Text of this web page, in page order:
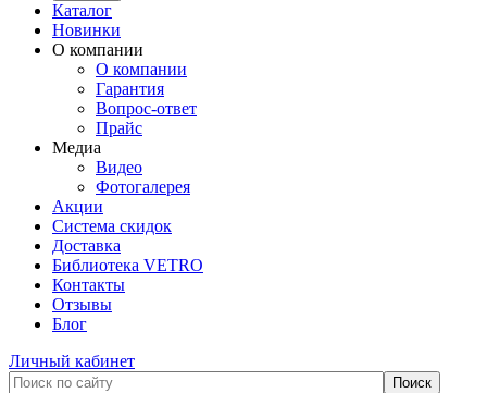
Каталог
Новинки
О компании
О компании
Гарантия
Вопрос-ответ
Прайс
Медиа
Видео
Фотогалерея
Акции
Система скидок
Доставка
Библиотека VETRO
Контакты
Отзывы
Блог
Личный кабинет